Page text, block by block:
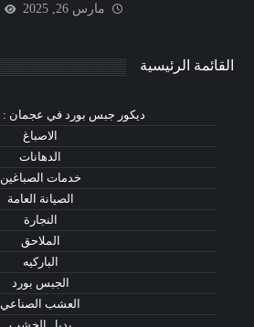
مارس 26, 2025
القائمة الرئيسية
ديكور جبس بورد في عجمان : 0547149297
الاصباغ
الدهانات
خدمات الصباغين
الصيانة العامة
النجارة
الملاحق
الباركيه
الجبس بورد
العشب الصناعي